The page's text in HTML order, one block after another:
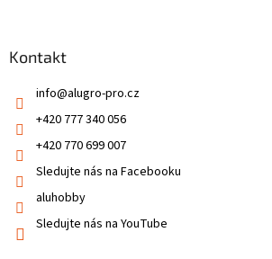
Kontakt
info@alugro-pro.cz
+420 777 340 056
+420 770 699 007
Sledujte nás na Facebooku
aluhobby
Sledujte nás na YouTube